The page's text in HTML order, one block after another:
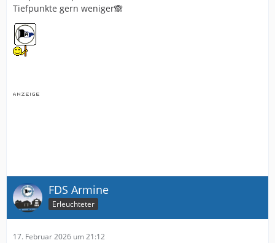
Hammer Spaß gehabt. Heute Onkel Tod
1982 nahm mich mein Vater, als 17-jähriger mit nach
Dortmund. 10 Gegentore in Halbzeit 2. Nach viel Bier
war es trotzdem egal. Heute Vater Tod
unter Umständen, die Lebenszeit verkürzen.
Tiefpunkte gern weniger🙈
FDS Armine
Erleuchteter
17. Februar 2026 um 21:12